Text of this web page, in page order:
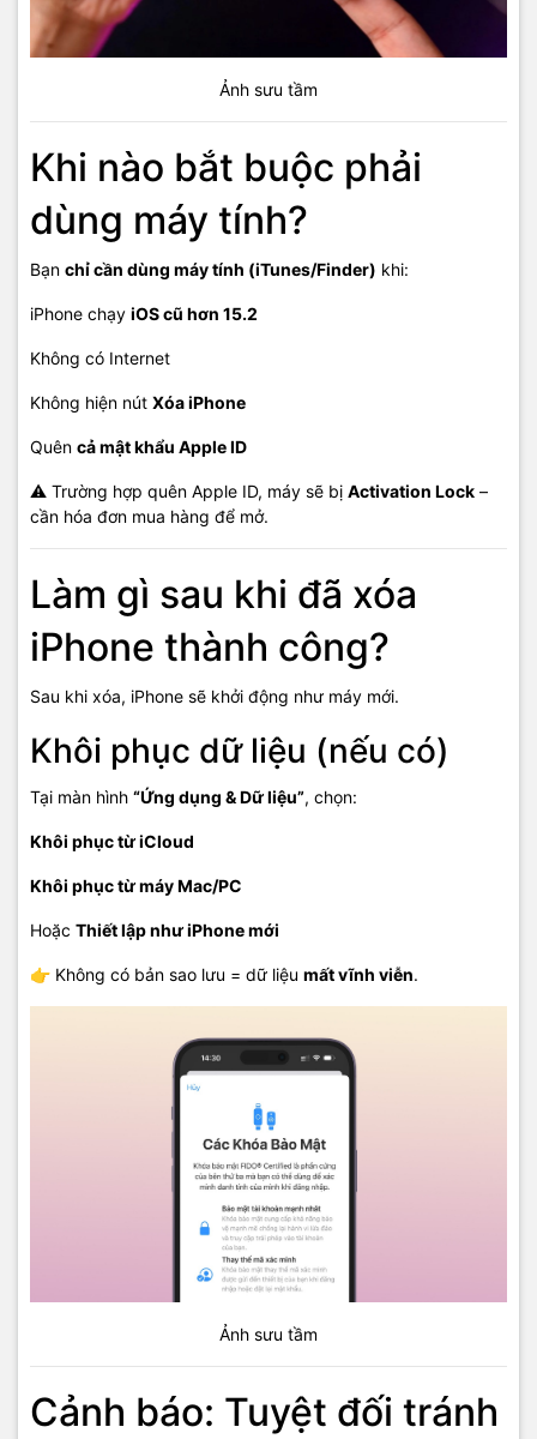
Ảnh sưu tầm
Khi nào bắt buộc phải
dùng máy tính?
Bạn chỉ cần dùng máy tính (iTunes/Finder) khi:
iPhone chạy iOS cũ hơn 15.2
Không có Internet
Không hiện nút Xóa iPhone
Quên cả mật khẩu Apple ID
⚠️ Trường hợp quên Apple ID, máy sẽ bị Activation Lock –
cần hóa đơn mua hàng để mở.
Làm gì sau khi đã xóa
iPhone thành công?
Sau khi xóa, iPhone sẽ khởi động như máy mới.
Khôi phục dữ liệu (nếu có)
Tại màn hình “Ứng dụng & Dữ liệu”, chọn:
Khôi phục từ iCloud
Khôi phục từ máy Mac/PC
Hoặc Thiết lập như iPhone mới
👉 Không có bản sao lưu = dữ liệu mất vĩnh viễn.
Ảnh sưu tầm
Cảnh báo: Tuyệt đối tránh